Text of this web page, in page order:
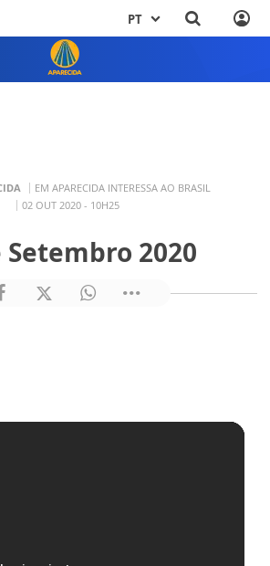
PT
EM APARECIDA INTERESSA AO BRASIL
02 OUT 2020 - 10H25
Setembro 2020